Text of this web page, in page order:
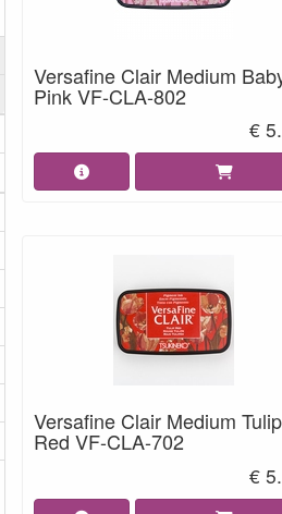
Versafine Clair Medium
Pink VF-CLA-802
€
Versafine Clair Medium Tulip
Red VF-CLA-702
€